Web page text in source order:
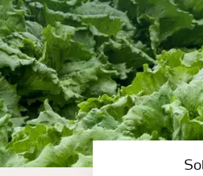
Soluções
para
culturas